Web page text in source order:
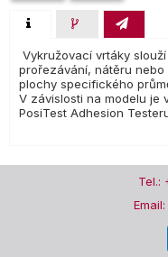
Vykružovací vrtáky
prořezávání, nátěru
plochy specifického
V závislosti na modelu je
PosiTest Adhesion
Tel.: